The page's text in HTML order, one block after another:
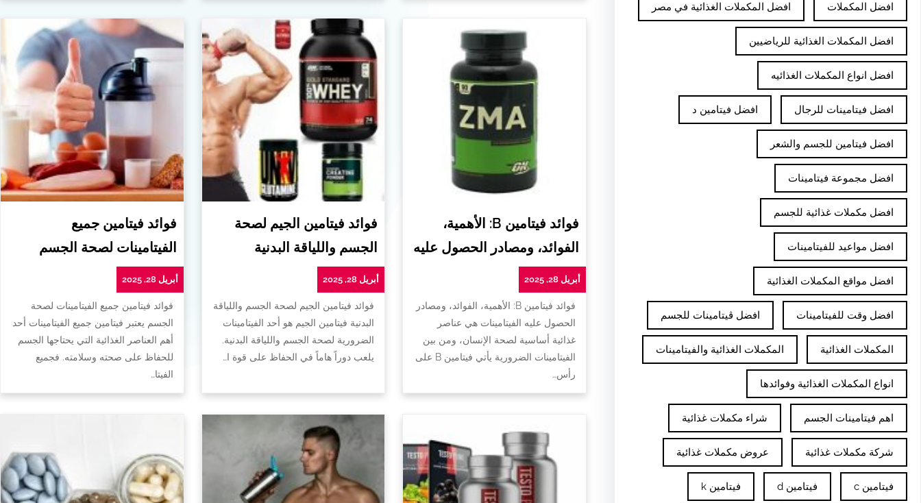
افضل المكملات افضل المكملات الغذائية في مصر
افضل المكملات الغذائية للرياضيين
افضل انواع المكملات الغذائيه
افضل فيتامينات للرجال افضل فيتامين د
افضل فيتامين للجسم والشعر
افضل مجموعة فيتامينات
افضل مكملات غذائية للجسم
افضل مواعيد للفيتامينات
افضل مواقع المكملات الغذائية
افضل وقت للفيتامينات افضل ڤيتامينات للجسم
المكملات الغذائية المكملات الغذائية والفيتامينات
انواع المكملات الغذائية وفوائدها
اهم فيتامينات الجسم شراء مكملات غذائية
شركة مكملات غذائية عروض مكملات غذائية
فيتامين c فيتامين d فيتامين k
فوائد فيتامين B: الأهمية،
الفوائد، ومصادر الحصول عليه
أبريل 28, 2025
فوائد فيتامين B: الأهمية، الفوائد، ومصادر
الحصول عليه الفيتامينات هي عناصر
غذائية أساسية لصحة الإنسان، ومن بين
الفيتامينات الضرورية يأتي فيتامين B على
رأس…
فوائد فيتامين الجيم لصحة
الجسم واللياقة البدنية
أبريل 28, 2025
فوائد فيتامين الجيم لصحة الجسم واللياقة
البدنية فيتامين الجيم هو أحد الفيتامينات
الضرورية لصحة الجسم واللياقة البدنية.
يلعب دوراً هاماً في الحفاظ على قوة ا…
فوائد فيتامين جميع
الفيتامينات لصحة الجسم
أبريل 28, 2025
فوائد فيتامين جميع الفيتامينات لصحة
الجسم يعتبر فيتامين جميع الفيتامينات أحد
أهم العناصر الغذائية التي يحتاجها الجسم
للحفاظ على صحته وسلامته. فجميع
الفيتا…